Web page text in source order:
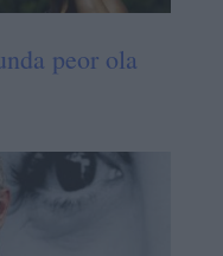
peor ola